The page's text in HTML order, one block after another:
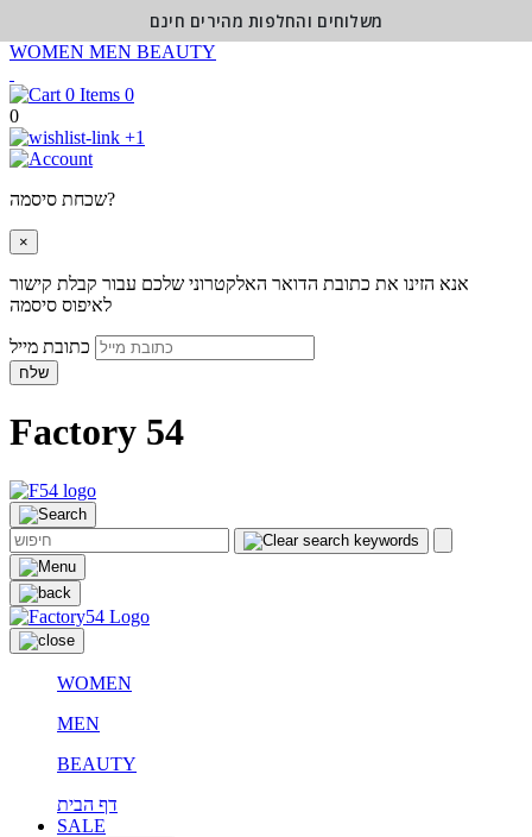
WOMEN MEN BEAUTY
0
0
+1
שכחת סיסמה?
×
אנא הזינו את כתובת הדואר האלקטרוני שלכם עבור קבלת קישור
לאיפוס סיסמה
שלח
Factory 54
WOMEN
MEN
BEAUTY
דף הבית
SALE
משלוחים והחלפות מהירים חינם